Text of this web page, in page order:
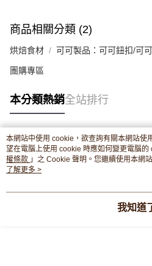
商品相關分類 (2)
烘焙食材 可可製品：可可鈕扣/可
團購專區
本分類熱銷全站排行
熱門標籤
本網站中使用 cookie，欲查詢有關本網站使
望在電腦上使用 cookie 時應如何變更電腦的
權條款 」之 Cookie 聲明。您繼續使用本網
用條款之 Cookie 聲明使用 cookie。
了解更多 >
我知道